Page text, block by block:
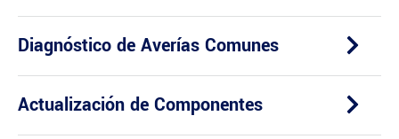
Diagnóstico de Averías Comunes
Actualización de Componentes